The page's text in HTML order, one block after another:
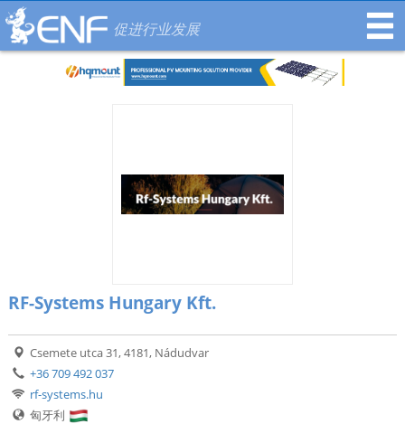
促进行业发展
RF-Systems Hungary Kft.
Csemete utca 31, 4181, Nádudvar
+36 709 492 037
rf-systems.hu
匈牙利